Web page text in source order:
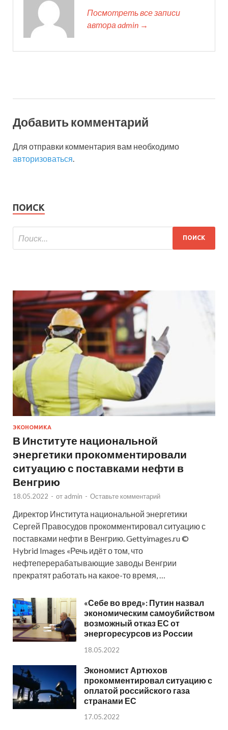
Посмотреть все записи
автора admin →
Добавить комментарий
Для отправки комментария вам необходимо
авторизоваться.
ПОИСК
ЭКОНОМИКА
В Институте национальной
энергетики прокомментировали
ситуацию с поставками нефти в
Венгрию
18.05.2022 - от admin - Оставьте комментарий
Директор Института национальной энергетики
Сергей Правосудов прокомментировал ситуацию с
поставками нефти в Венгрию. Gettyimages.ru ©
Hybrid Images «Речь идёт о том, что
нефтеперерабатывающие заводы Венгрии
прекратят работать на какое-то время, …
«Себе во вред»: Путин назвал
экономическим самоубийством
возможный отказ ЕС от
энергоресурсов из России
18.05.2022
Экономист Артюхов
прокомментировал ситуацию с
оплатой российского газа
странами ЕС
17.05.2022